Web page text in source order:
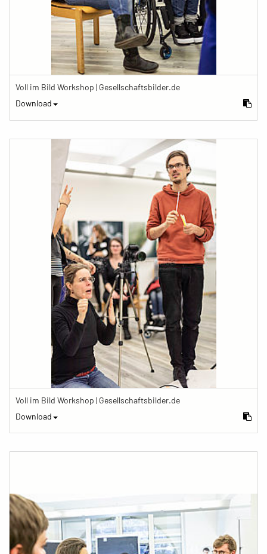
Voll im Bild Workshop | Gesellschaftsbilder.de
Download
Voll im Bild Workshop | Gesellschaftsbilder.de
Download